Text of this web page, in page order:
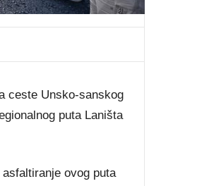
ceste Unsko-sanskog
puta Laništa
ovog puta